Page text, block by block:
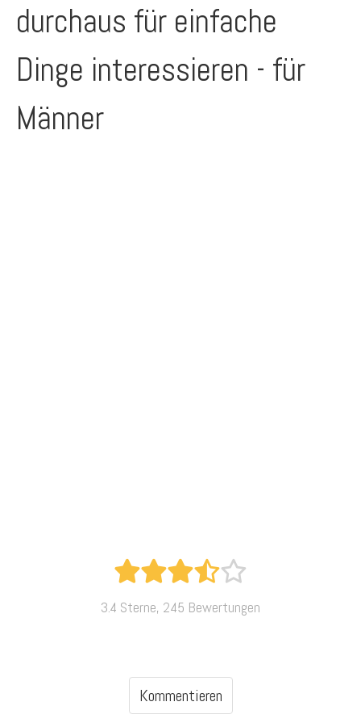
durchaus für einfache
Dinge interessieren - für
Männer
3.4 Sterne, 245 Bewertungen
Kommentieren